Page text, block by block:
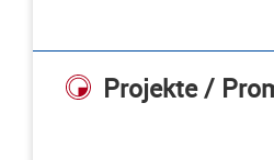
Projekte /